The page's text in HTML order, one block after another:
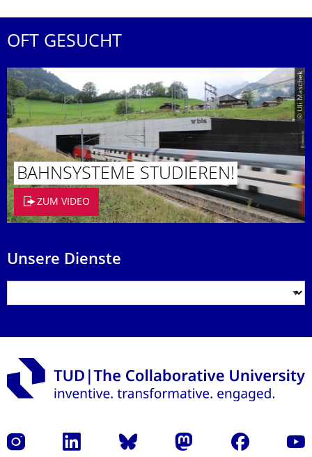
OFT GESUCHT
© Uli Maschek
BAHNSYSTEME STUDIEREN!
ZUM VIDEO
Unsere Dienste
Instagram LinkedIn Bluesky Mastodon Facebook